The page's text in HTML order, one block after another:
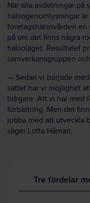
När alla avdelningar på
hälsogenomlysningar
företagshälsovården
på om det finns några
hälsoläget. Resultatet
samverkansgruppen
— Sedan vi började
sättet har vi möjlighet
tidigare. Att vi har med
förbättring. Men det
jobba med att utveckla
säger Lotta Håman.
Tre fördelar